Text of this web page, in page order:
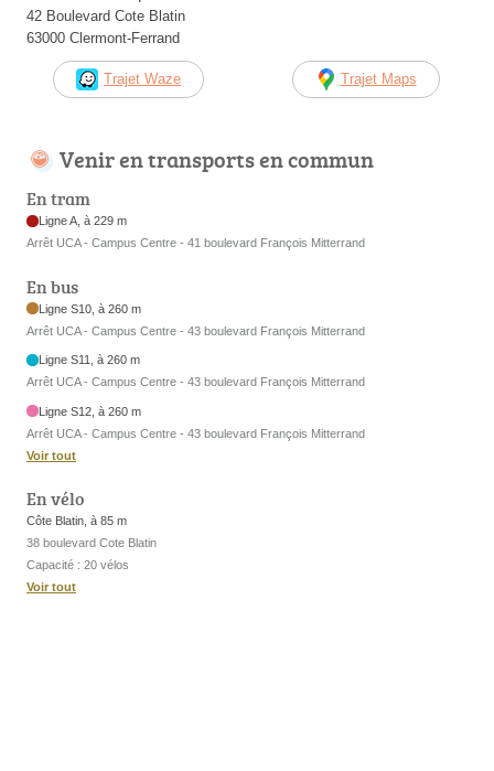
42 Boulevard Cote Blatin
63000 Clermont-Ferrand
Trajet Waze Trajet Maps
Venir en transports en commun
En tram
Ligne A, à 229 m
Arrêt UCA - Campus Centre - 41 boulevard François Mitterrand
En bus
Ligne S10, à 260 m
Arrêt UCA - Campus Centre - 43 boulevard François Mitterrand
Ligne S11, à 260 m
Arrêt UCA - Campus Centre - 43 boulevard François Mitterrand
Ligne S12, à 260 m
Arrêt UCA - Campus Centre - 43 boulevard François Mitterrand
Voir tout
En vélo
Côte Blatin, à 85 m
38 boulevard Cote Blatin
Capacité : 20 vélos
Voir tout